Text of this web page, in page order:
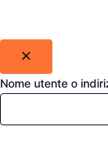
Nome utente o